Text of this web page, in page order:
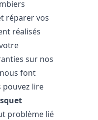
réparer vos
réalisés
sur nos
nous font
lire
problème lié